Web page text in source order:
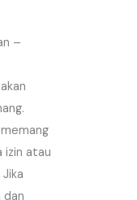
–
izin atau
dan